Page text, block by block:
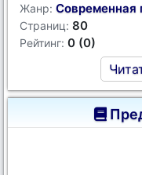
Жанр: Современная
Страниц: 80
Рейтинг: 0 (0)